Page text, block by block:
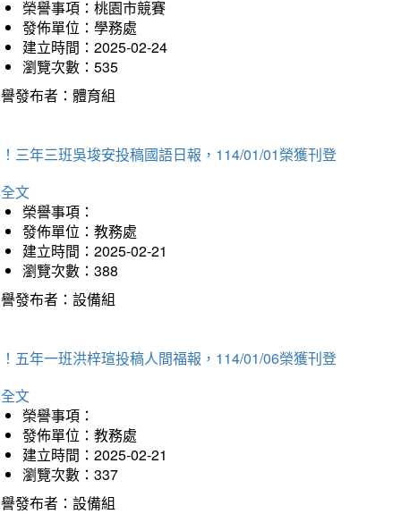
榮譽事項：桃園市競賽
發佈單位：學務處
建立時間：2025-02-24
瀏覽次數：535
發布者：體育組
三年三班吳埈安投稿國語日報，114/01/01榮獲刊登
文
榮譽事項：
發佈單位：教務處
建立時間：2025-02-21
瀏覽次數：388
發布者：設備組
五年一班洪梓瑄投稿人間福報，114/01/06榮獲刊登
文
榮譽事項：
發佈單位：教務處
建立時間：2025-02-21
瀏覽次數：337
發布者：設備組